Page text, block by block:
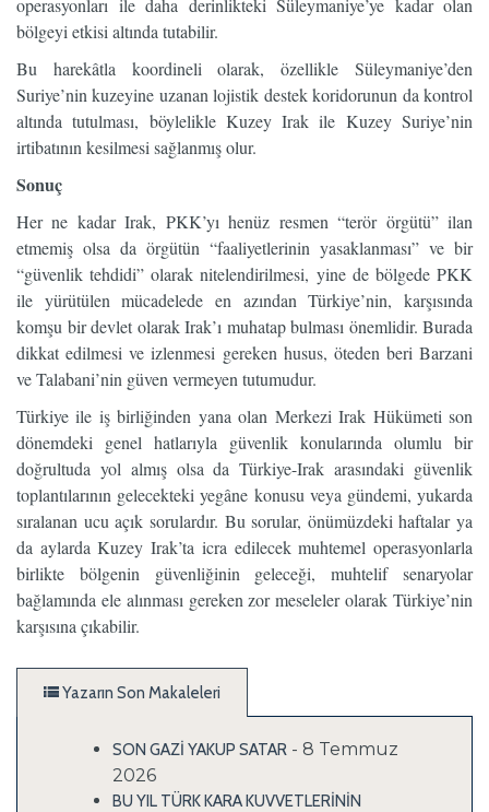
operasyonları ile daha derinlikteki Süleymaniye’ye kadar olan
bölgeyi etkisi altında tutabilir.
Bu harekâtla koordineli olarak, özellikle Süleymaniye’den
Suriye’nin kuzeyine uzanan lojistik destek koridorunun da kontrol
altında tutulması, böylelikle Kuzey Irak ile Kuzey Suriye’nin
irtibatının kesilmesi sağlanmış olur.
Sonuç
Her ne kadar Irak, PKK’yı henüz resmen “terör örgütü” ilan
etmemiş olsa da örgütün “faaliyetlerinin yasaklanması” ve bir
“güvenlik tehdidi” olarak nitelendirilmesi, yine de bölgede PKK
ile yürütülen mücadelede en azından Türkiye’nin, karşısında
komşu bir devlet olarak Irak’ı muhatap bulması önemlidir. Burada
dikkat edilmesi ve izlenmesi gereken husus, öteden beri Barzani
ve Talabani’nin güven vermeyen tutumudur.
Türkiye ile iş birliğinden yana olan Merkezi Irak Hükümeti son
dönemdeki genel hatlarıyla güvenlik konularında olumlu bir
doğrultuda yol almış olsa da Türkiye-Irak arasındaki güvenlik
toplantılarının gelecekteki yegâne konusu veya gündemi, yukarda
sıralanan ucu açık sorulardır. Bu sorular, önümüzdeki haftalar ya
da aylarda Kuzey Irak’ta icra edilecek muhtemel operasyonlarla
birlikte bölgenin güvenliğinin geleceği, muhtelif senaryolar
bağlamında ele alınması gereken zor meseleler olarak Türkiye’nin
karşısına çıkabilir.
Yazarın Son Makaleleri
SON GAZİ YAKUP SATAR - 8 Temmuz
2026
BU YIL TÜRK KARA KUVVETLERİNİN